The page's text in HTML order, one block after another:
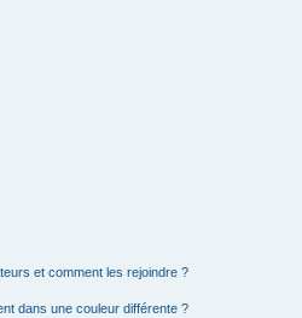
et comment les rejoindre ?
dans une couleur différente ?